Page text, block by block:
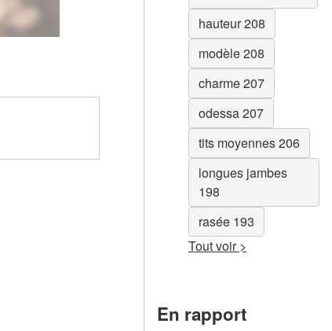
hauteur 208
modèle 208
charme 207
odessa 207
tits moyennes 206
longues jambes
198
rasée 193
Tout voir >
En rapport